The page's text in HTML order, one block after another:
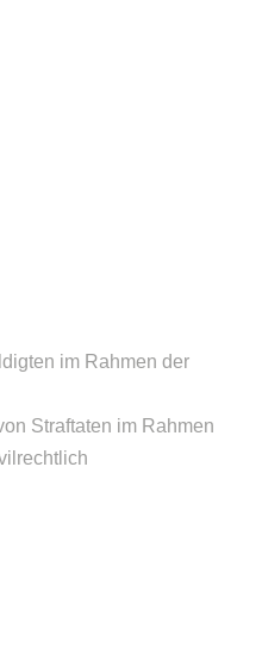
im Rahmen der
Straftaten im Rahmen